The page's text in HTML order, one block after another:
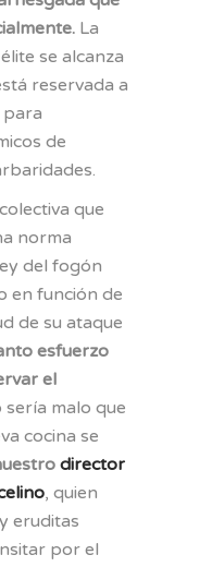
La
se alcanza
reservada a
para
de
que
norma
del fogón
en función de
de su ataque
esfuerzo
el
sería malo que
cocina se
director
, quien
eruditas
por el